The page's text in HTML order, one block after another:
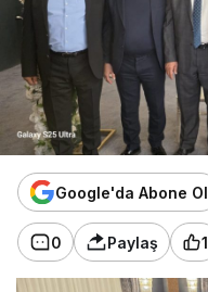
Google'da Abone Ol
0 Paylaş 1